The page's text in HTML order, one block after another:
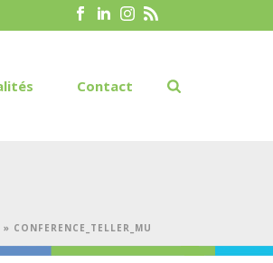
Contact
» CONFERENCE_TELLER_MU